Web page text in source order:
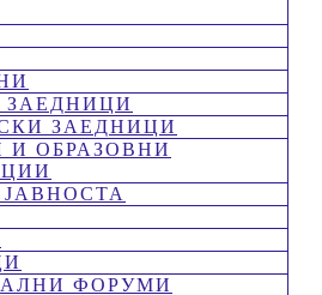
ЗАЕДНИЦИ
ЗАЕДНИЦИ
И ОБРАЗОВНИ
ФОРУМИ